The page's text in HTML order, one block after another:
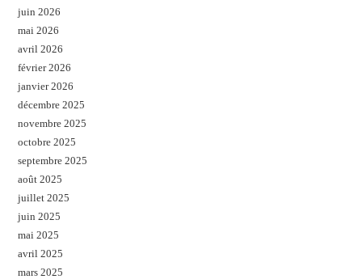
juin 2026
mai 2026
avril 2026
février 2026
janvier 2026
décembre 2025
novembre 2025
octobre 2025
septembre 2025
août 2025
juillet 2025
juin 2025
mai 2025
avril 2025
mars 2025